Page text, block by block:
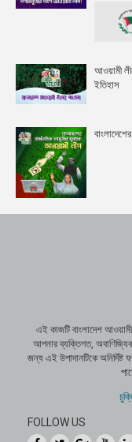
আওয়ামী
ইতিহাস
এই কাজটি বাংলাদেশ
আপনার ব্যক্তিগত,
জন্য এই উপাদানটিকে
FOLLOW US